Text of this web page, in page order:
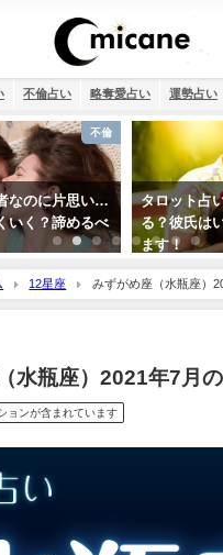
不倫占い 略奪愛占い 運勢占い
恋愛
人はいつでき
きるのか診断し
タロット占
配…浮気度
12星座 みずがめ座（水瓶座）
水瓶座）2021年7月
ョンが含まれています